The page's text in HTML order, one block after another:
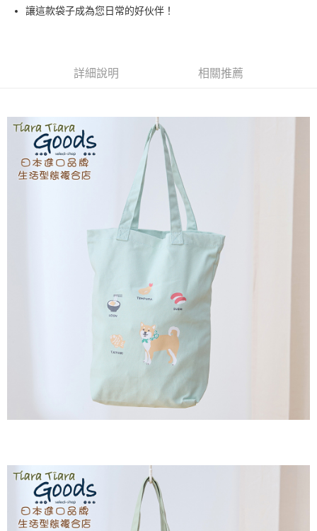
Google Pay
便利好安心！
１．簡單：不需註冊會員、不需綁卡、不需儲值。
２．便利：只要手機號碼，簡訊認證，即可結帳。
３．安心：先確認商品／服務後，再付款。
【「AFTEE先享後付」結帳流程】
１．於結帳方式選擇「AFTEE先享後付」後，將跳轉至「AFTEE先享後付」
結帳頁面，進行簡訊認證並確認金額後，即可完成結帳。
２．訂單成立數日內，您將收到繳費通知簡訊。
３．收到繳費通知簡訊後14天內，點擊此簡訊中的連結，可透過四大超商／
ATM／網路銀行／等多元方式進行付款，方視為交易完成。
※ 請注意：結帳手續完成當下不需立刻繳費，但若您需要取消訂單，請聯絡
購買商品的店家。未經商家同意取消之訂單仍視為有效，需透過AFTEE先享
※ 交易是否成功請以「AFTEE先享後付 」之結帳頁面顯示為準，若有關於
是否繳費成功／繳費後需取消欲退款等相關疑問，請聯繫「AFTEE先享後付
https://netprotections.freshdesk.com/support/home
１．透過由恩沛科技股份有限公司提供之「AFTEE先享後付」服務完成之交
易，需依本服務之必要範圍內提供個人資料，並將交易相關給付款項請求債
２．關於個人資料處理事宜，請瀏覽以下網址：
時審查核予不同之上限額度；若仍有額度不足之情形，本公司將視審查結果
請求用戶進行身份認證。
５．嚴禁一人註冊多個帳號或使用他人資訊註冊。若發現惡意使用之情形，
恩沛科技股份有限公司將有權停止該用戶之使用額度並採取法律行動。
運送方式
全家取貨付款
每筆NT$60，滿NT$1,800(含以上)免運費
每筆NT$60，滿NT$1,800(含以上)免運費
每筆NT$60，滿NT$2,000(含以上)免運費
每筆NT$60，滿NT$2,000(含以上)免運費
黑貓宅急便(包裹尺寸60cm以下)
每筆NT$100，滿NT$2,000(含以上)免運費
黑貓宅急便(包裹尺寸90cm以下)
每筆NT$140，滿NT$2,000(含以上)免運費
讓這款袋子成為您日常的好伙伴！
詳細說明 相關推薦